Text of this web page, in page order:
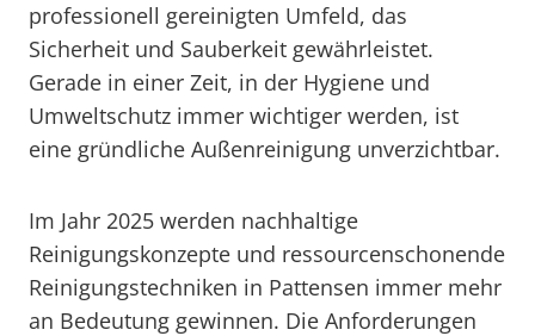
professionell gereinigten Umfeld, das
Sicherheit und Sauberkeit gewährleistet.
Gerade in einer Zeit, in der Hygiene und
Umweltschutz immer wichtiger werden, ist
eine gründliche Außenreinigung unverzichtbar.
Im Jahr 2025 werden nachhaltige
Reinigungskonzepte und ressourcenschonende
Reinigungstechniken in Pattensen immer mehr
an Bedeutung gewinnen. Die Anforderungen